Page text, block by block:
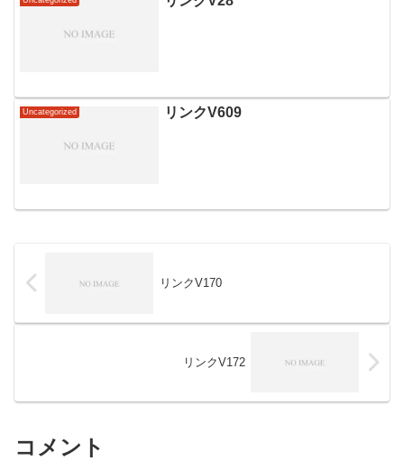
Uncategorized リンクV609
リンクV170
リンクV172
コメント